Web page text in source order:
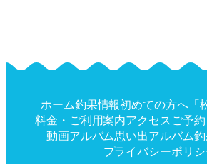
ホーム釣果情報初めての方へ「
料金・ご利用案内アクセスご予
動画アルバム思い出アルバム
プライバシーポリ